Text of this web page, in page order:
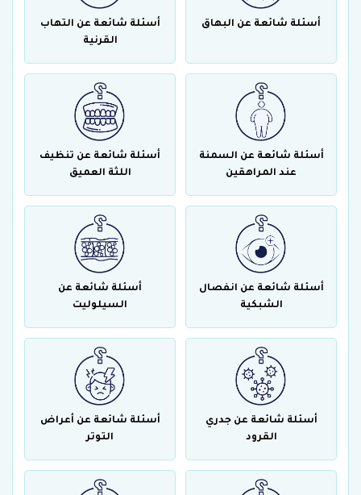
أسئلة شائعة عن البهاق
أسئلة شائعة عن التهاب
القرنية
أسئلة شائعة عن السمنة
عند المراهقين
أسئلة شائعة عن تنظيف
اللثة العميق
أسئلة شائعة عن انفصال
الشبكية
أسئلة شائعة عن
السيلوليت
أسئلة شائعة عن جدري
القرود
أسئلة شائعة عن أعراض
التوتر